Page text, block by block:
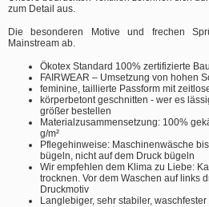
zum Detail aus.
Die besonderen Motive und frechen
Mainstream ab.
Ökotex Standard 100% zertifizierte
FAIRWEAR – Umsetzung von hohen
feminine, taillierte Passform mit
körperbetont geschnitten - wer es
größer bestellen
Materialzusammensetzung: 100%
g/m²
Pflegehinweise: Maschinenwäsche
bügeln, nicht auf dem Druck bügeln
Wir empfehlen dem Klima zu Liebe:
trocknen. Vor dem Waschen auf links
Druckmotiv
Langlebiger, sehr stabiler,